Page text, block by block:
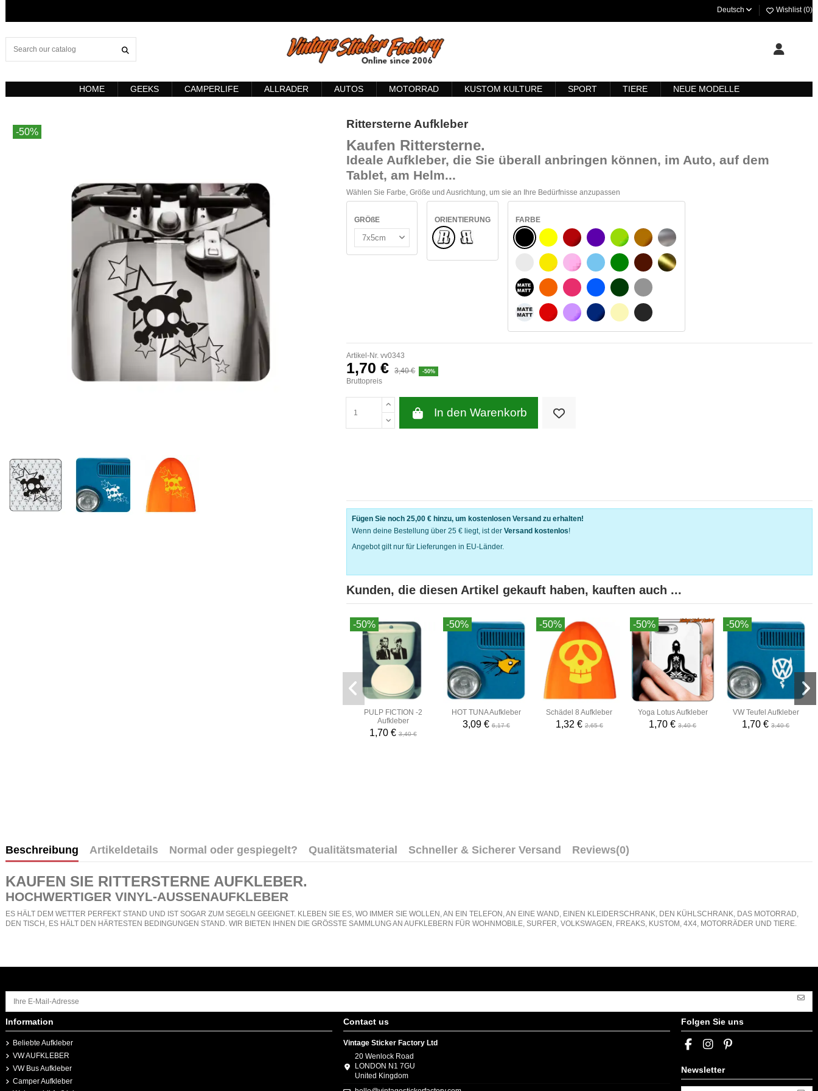
Deutsch Wishlist (0)
HOME GEEKS CAMPERLIFE ALLRADER AUTOS MOTORRAD KUSTOM KULTURE SPORT TIERE NEUE MODELLE
-50%
Rittersterne Aufkleber
Kaufen Rittersterne.
Ideale Aufkleber, die Sie überall anbringen können, im Auto, auf dem
Tablet, am Helm...
Wählen Sie Farbe, Größe und Ausrichtung, um sie an Ihre Bedürfnisse anzupassen
GRÖßE
ORIENTIERUNG
NormaleUmgedreht
FARBE
SCHWARZ
WEIß
MATTSCHWARZ
MATTWEIß
GELB
GELBES SIGNAL
ORANGE
ROT
BURGUND
ROSE
FUCHSIA
LILA
VIOLETT
HELLBLAU
BLAU
DUNKELBLAU
HELLGRÜN
GRÜN
DUNKELGRÜN
BEIGE
HASELNUSS
DUNKELBRAUN
HELLGRAU
DUNKELGRAU
SILBER
GOLD
Artikel-Nr. vv0343
1,70 € 3,40 € -50%
Bruttopreis
In den Warenkorb
Fügen Sie noch 25,00 € hinzu, um kostenlosen Versand zu erhalten!
Wenn deine Bestellung über 25 € liegt, ist der Versand kostenlos!
Angebot gilt nur für Lieferungen in EU-Länder.
Kunden, die diesen Artikel gekauft haben, kauften auch ...
-50%
PULP FICTION -2
Aufkleber
1,70 €3,40 €
-50%
HOT TUNA Aufkleber
3,09 €6,17 €
-50%
Schädel 8 Aufkleber
1,32 € 2,65 €
-50%
Yoga Lotus Aufkleber
1,70 €3,40 €
-50%
VW Teufel Aufkleber
1,70 €3,40 €
Beschreibung Artikeldetails Normal oder gespiegelt? Qualitätsmaterial Schneller & Sicherer Versand Reviews(0)
KAUFEN SIE RITTERSTERNE AUFKLEBER.
HOCHWERTIGER VINYL-AUSSENAUFKLEBER
ES HÄLT DEM WETTER PERFEKT STAND UND IST SOGAR ZUM SEGELN GEEIGNET. KLEBEN SIE ES, WO IMMER SIE WOLLEN, AN EIN TELEFON, AN EINE WAND, EINEN KLEIDERSCHRANK, DEN KÜHLSCHRANK, DAS MOTORRAD,
DEN TISCH, ES HÄLT DEN HÄRTESTEN BEDINGUNGEN STAND. WIR BIETEN IHNEN DIE GRÖSSTE SAMMLUNG AN AUFKLEBERN FÜR WOHNMOBILE, SURFER, VOLKSWAGEN, FREAKS, KUSTOM, 4X4, MOTORRÄDER UND TIERE.
Information
Beliebte Aufkleber
VW AUFKLEBER
VW Bus Aufkleber
Camper Aufkleber
Contact us
Vintage Sticker Factory Ltd
20 Wenlock Road
LONDON N1 7GU
United Kingdom
Folgen Sie uns
Newsletter